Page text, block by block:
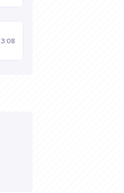
3:08